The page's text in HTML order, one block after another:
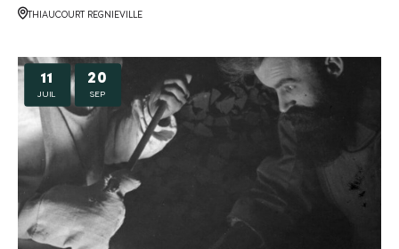
THIAUCOURT REGNIEVILLE
11
JUIL
20
SEP